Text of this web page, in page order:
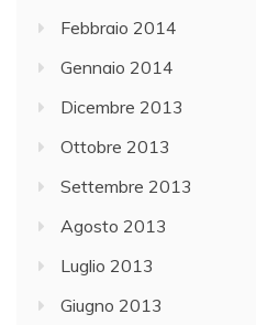
Febbraio 2014
Gennaio 2014
Dicembre 2013
Ottobre 2013
Settembre 2013
Agosto 2013
Luglio 2013
Giugno 2013